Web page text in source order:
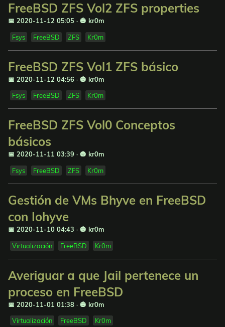
FreeBSD ZFS Vol2 ZFS properties
📅 2020-11-12 05:05 · 🎃 kr0m
Fsys FreeBSD ZFS Kr0m
FreeBSD ZFS Vol1 ZFS básico
📅 2020-11-12 04:56 · 🎃 kr0m
Fsys FreeBSD ZFS Kr0m
FreeBSD ZFS Vol0 Conceptos
básicos
📅 2020-11-11 03:39 · 🎃 kr0m
Fsys FreeBSD ZFS Kr0m
Gestión de VMs Bhyve en FreeBSD
con Iohyve
📅 2020-11-10 04:43 · 🎃 kr0m
Virtualización FreeBSD Kr0m
Averiguar a que Jail pertenece un
proceso en FreeBSD
📅 2020-11-01 01:38 · 🎃 kr0m
Virtualización FreeBSD Kr0m